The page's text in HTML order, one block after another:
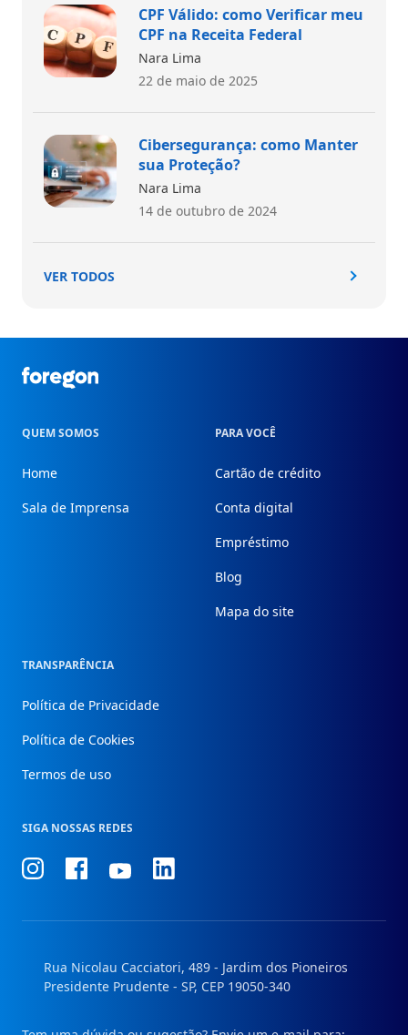
CPF Válido: como Verificar meu
CPF na Receita Federal
Nara Lima
22 de maio de 2025
Cibersegurança: como Manter
sua Proteção?
Nara Lima
14 de outubro de 2024
VER TODOS
Foregon.com
QUEM SOMOS
Home
Sala de Imprensa
PARA VOCÊ
Cartão de crédito
Conta digital
Empréstimo
Blog
Mapa do site
TRANSPARÊNCIA
Política de Privacidade
Política de Cookies
Termos de uso
SIGA NOSSAS REDES
ConheçaConheçaConheçaConheça
Rua Nicolau Cacciatori, 489 - Jardim dos Pioneiros
Presidente Prudente - SP, CEP 19050-340